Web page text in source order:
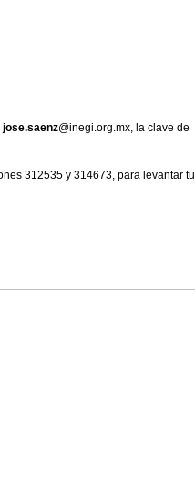
jose.saenz@inegi.org.mx, la clave de
312535 y 314673, para levantar tu